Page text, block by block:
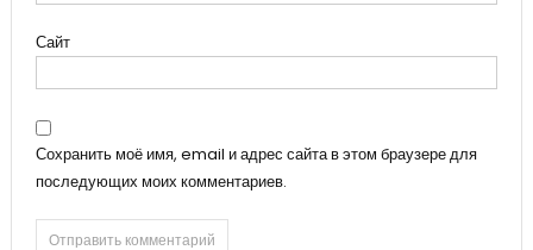
Сайт
Сохранить моё имя, email и адрес сайта в этом браузере для
последующих моих комментариев.